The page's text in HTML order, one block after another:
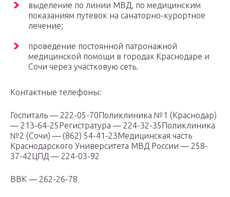
выделение по линии МВД, по медицинским
показаниям путевок на санаторно-курортное
лечение;
проведение постоянной патронажной
медицинской помощи в городах Краснодаре и
Сочи через участковую сеть.
Контактные телефоны:
Госпиталь — 222-05-70Поликлиника №1 (Краснодар)
— 213-64-25Регистратура — 224-32-35Поликлиника
№2 (Сочи) — (862) 54-41-23Медицинская часть
Краснодарского Университета МВД России — 258-
37-42ЦПД — 224-03-92
ВВК — 262-26-78